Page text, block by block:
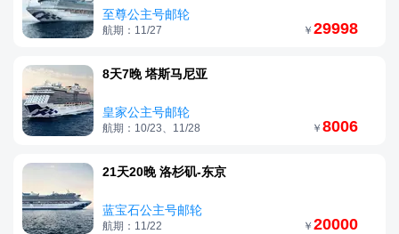
至尊公主号邮轮
航期：11/27 ￥ 29998
8天7晚 塔斯马尼亚
皇家公主号邮轮
航期：10/23、11/28 ￥ 8006
21天20晚 洛杉矶-东京
蓝宝石公主号邮轮
航期：11/22 ￥ 20000